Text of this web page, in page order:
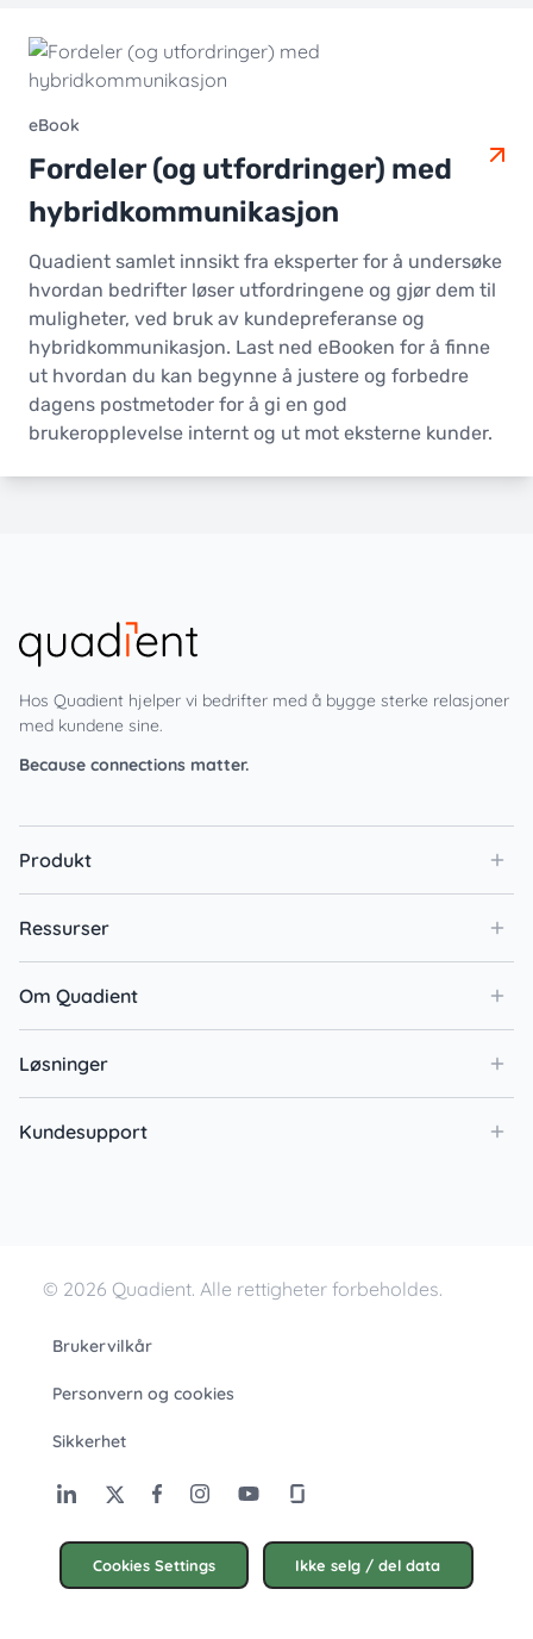
eBook
Fordeler (og utfordringer) med
hybridkommunikasjon
Quadient samlet innsikt fra eksperter for å undersøke
hvordan bedrifter løser utfordringene og gjør dem til
muligheter, ved bruk av kundepreferanse og
hybridkommunikasjon. Last ned eBooken for å finne
ut hvordan du kan begynne å justere og forbedre
dagens postmetoder for å gi en god
brukeropplevelse internt og ut mot eksterne kunder.
Hos Quadient hjelper vi bedrifter med å bygge sterke relasjoner
med kundene sine.
Because connections matter.
Produkt
Ressurser
Om Quadient
Løsninger
Kundesupport
© 2026 Quadient. Alle rettigheter forbeholdes.
Brukervilkår
Personvern og cookies
Sikkerhet
Cookies Settings Ikke selg / del data